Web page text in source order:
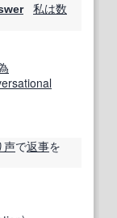
私は数
声で返事を